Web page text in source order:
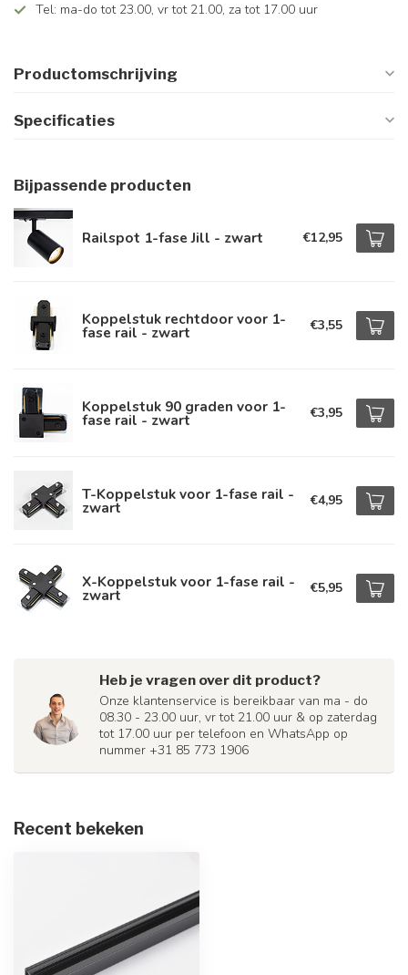
Tel: ma-do tot 23.00, vr tot 21.00, za tot 17.00 uur
Productomschrijving
Specificaties
Bijpassende producten
Railspot 1-fase Jill - zwart €12,95
Koppelstuk rechtdoor voor 1-
fase rail - zwart €3,55
Koppelstuk 90 graden voor 1-
fase rail - zwart €3,95
T-Koppelstuk voor 1-fase rail -
zwart €4,95
X-Koppelstuk voor 1-fase rail -
zwart €5,95
Heb je vragen over dit product?
Onze klantenservice is bereikbaar van ma - do
08.30 - 23.00 uur, vr tot 21.00 uur & op zaterdag
tot 17.00 uur per telefoon en WhatsApp op
nummer +31 85 773 1906
Recent bekeken